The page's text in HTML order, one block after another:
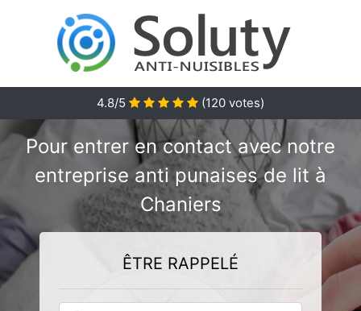
4.8/5 (120 votes)
Pour entrer en contact avec notre
entreprise anti punaises de lit à
Chaniers
ÊTRE RAPPELÉ